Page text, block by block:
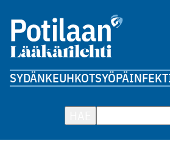
SYDÄNKEUHKOTSYÖPÄ